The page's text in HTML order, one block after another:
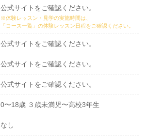
公式サイトをご確認ください。
※体験レッスン・見学の実施時間は、
「コース一覧」の体験レッスン日程をご確認ください。
公式サイトをご確認ください。
公式サイトをご確認ください。
公式サイトをご確認ください。
0〜18歳 ３歳未満児〜高校3年生
なし